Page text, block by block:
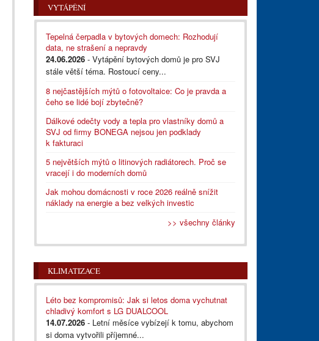
VYTÁPĚNÍ
Tepelná čerpadla v bytových domech: Rozhodují
data, ne strašení a nepravdy
24.06.2026 - Vytápění bytových domů je pro SVJ
stále větší téma. Rostoucí ceny...
8 nejčastějších mýtů o fotovoltaice: Co je pravda a
čeho se lidé bojí zbytečně?
Dálkové odečty vody a tepla pro vlastníky domů a
SVJ od firmy BONEGA nejsou jen podklady
k fakturaci
5 největších mýtů o litinových radiátorech. Proč se
vracejí i do moderních domů
Jak mohou domácnosti v roce 2026 reálně snížit
náklady na energie a bez velkých investic
>> všechny články
KLIMATIZACE
Léto bez kompromisů: Jak si letos doma vychutnat
chladivý komfort s LG DUALCOOL
14.07.2026 - Letní měsíce vybízejí k tomu, abychom
si doma vytvořili příjemné...